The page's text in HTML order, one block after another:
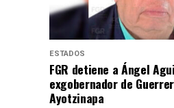
ESTADOS
FGR detiene a Ángel
exgobernador de
Ayotzinapa